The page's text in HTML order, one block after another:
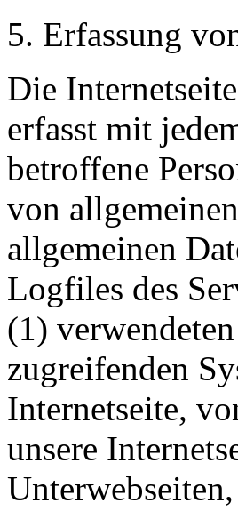
5. Erfassung
Die
erfasst mit
betroffene
von
allgemeinen
Logfiles des
(1)
zugreifenden
Internetseite,
unsere